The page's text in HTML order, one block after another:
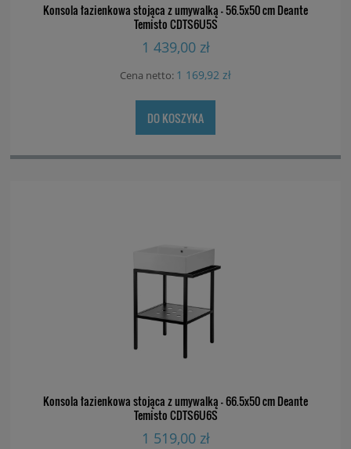
Konsola łazienkowa stojąca z umywalką - 56.5x50 cm Deante
Temisto CDTS6U5S
1 439,00 zł
Cena netto: 1 169,92 zł
DO KOSZYKA
Konsola łazienkowa stojąca z umywalką - 66.5x50 cm Deante
Temisto CDTS6U6S
1 519,00 zł